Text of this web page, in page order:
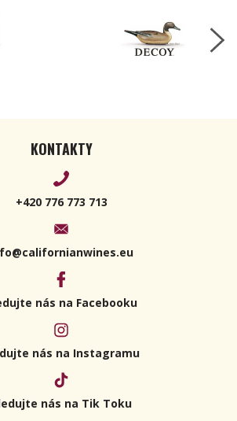
KONTAKTY
+420 776 773 713
nás na Facebooku
nás na Instagramu
nás na Tik Toku